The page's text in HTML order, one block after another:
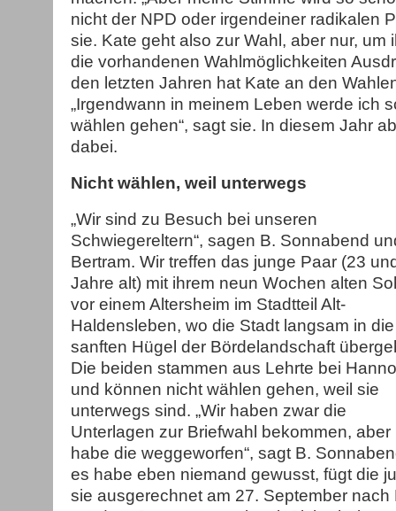
nicht der NPD oder irgendeiner radikalen
sie. Kate geht also zur Wahl, aber nur, um
die vorhandenen Wahlmöglichkeiten
den letzten Jahren hat Kate an den
„Irgendwann in meinem Leben werde ich
wählen gehen“, sagt sie. In diesem Jahr
dabei.
Nicht wählen, weil unterwegs
„Wir sind zu Besuch bei unseren
Schwiegereltern“, sagen B. Sonnabend
Bertram. Wir treffen das junge Paar (23
Jahre alt) mit ihrem neun Wochen alten
vor einem Altersheim im Stadtteil Alt-
Haldensleben, wo die Stadt langsam in die
sanften Hügel der Bördelandschaft
Die beiden stammen aus Lehrte bei
und können nicht wählen gehen, weil sie
unterwegs sind. „Wir haben zwar die
Unterlagen zur Briefwahl bekommen, aber
habe die weggeworfen“, sagt B.
es habe eben niemand gewusst, fügt die
sie ausgerechnet am 27. September